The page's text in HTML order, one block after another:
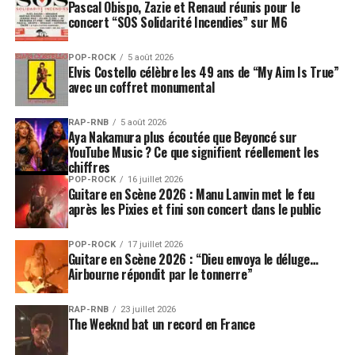
Festival comme spectateur.
CommeSam Smith ,Lil Nas X
LGBTQIA+ et affole les compteurs de streams. Son
premier album brouille les pistes entre hip-hop, pop et
R&B, permettant à l’artiste de s’affirmer bien au-delà
du phénomène country- trapOld Town Road qui l’avait
fait connaître en 2019.
Star colombienne au succès international,
Maluma
perpétue la relation privilégiée qu’entretient le Festival
avec les musiques sud-américaines. Celles-ci sont
représentées cette année par deux générations
différentes, puisque l’incontournableGilberto Gil,
premier artiste brésilien à avoir foulé la scène de
Montreux dès 1978, sera également au rendez-vous.
Avec les venues deLionel Richie ,Simply Red
Pascal Obispo, Zazie et Renaud réunis pour le
concert “SOS Solidarité Incendies” sur M6
POP-ROCK 5 août 2026
Elvis Costello célèbre les 49 ans de “My Aim Is True”
avec un coffret monumental
RAP-RNB 5 août 2026
Aya Nakamura plus écoutée que Beyoncé sur
YouTube Music ? Ce que signifient réellement les
chiffres
POP-ROCK 16 juillet 2026
Guitare en Scène 2026 : Manu Lanvin met le feu
après les Pixies et fini son concert dans le public
POP-ROCK 17 juillet 2026
Guitare en Scène 2026 : “Dieu envoya le déluge…
Airbourne répondit par le tonnerre”
RAP-RNB 23 juillet 2026
The Weeknd bat un record en France